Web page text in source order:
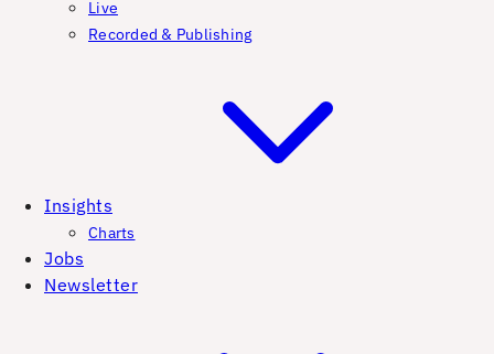
Live
Recorded & Publishing
Insights
Charts
Jobs
Newsletter